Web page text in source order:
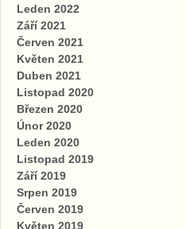
Leden 2022
Září 2021
Červen 2021
Květen 2021
Duben 2021
Listopad 2020
Březen 2020
Únor 2020
Leden 2020
Listopad 2019
Září 2019
Srpen 2019
Červen 2019
Květen 2019